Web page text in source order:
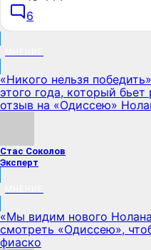
6
«Никого нельзя
этого года, который
отзыв на «Одиссею»
Стас Соколов
Эксперт
«Мы видим нового
смотреть «Одиссею»,
фиаско